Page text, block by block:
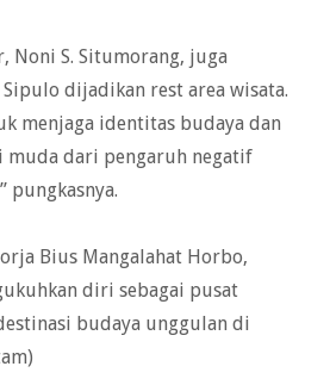
Noni S. Situmorang, juga
dijadikan rest area wisata.
menjaga identitas budaya dan
muda dari pengaruh negatif
pungkasnya.
Bius Mangalahat Horbo,
diri sebagai pusat
budaya unggulan di